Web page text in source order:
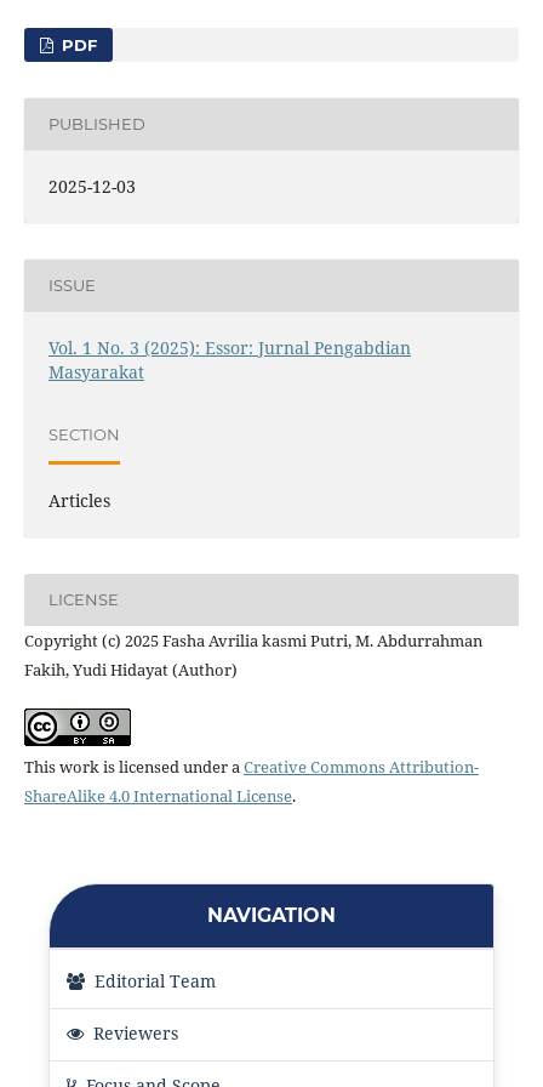
PDF
PUBLISHED
2025-12-03
ISSUE
Vol. 1 No. 3 (2025): Essor: Jurnal Pengabdian
Masyarakat
SECTION
Articles
LICENSE
Copyright (c) 2025 Fasha Avrilia kasmi Putri, M. Abdurrahman
Fakih, Yudi Hidayat (Author)
This work is licensed under aCreative Commons Attribution-
ShareAlike 4.0 International License.
NAVIGATION
Editorial Team
Reviewers